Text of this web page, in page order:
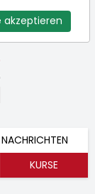
NACHRICHTEN
KURSE
akzeptieren